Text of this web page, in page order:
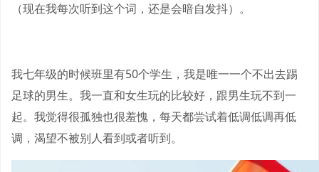
（现在我每次听到这个词，还是会暗自发抖）。
我七年级的时候班里有50个学生，我是唯一一个不出去踢
足球的男生。我一直和女生玩的比较好，跟男生玩不到一
起。我觉得很孤独也很羞愧，每天都尝试着低调低调再低
调，渴望不被别人看到或者听到。